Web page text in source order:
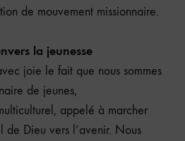
de mouvement missionnaire.
la jeunesse
joie le fait que nous sommes
de jeunes,
appelé à marcher
de Dieu vers l’avenir. Nous